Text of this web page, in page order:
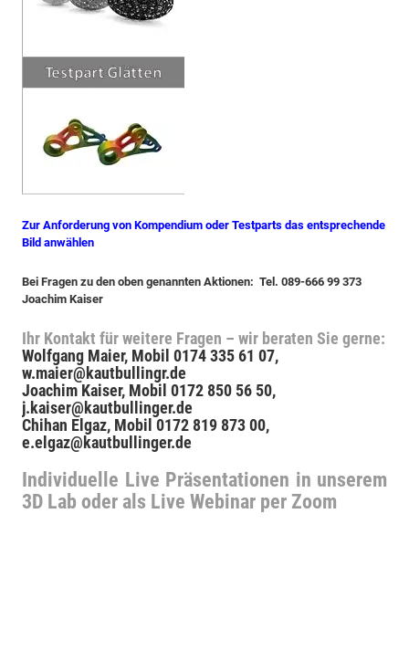
Zur Anforderung von Kompendium oder Testparts das entsprechende
Bild anwählen
Bei Fragen zu den oben genannten Aktionen: Tel. 089-666 99 373
Joachim Kaiser
Ihr Kontakt für weitere Fragen – wir beraten Sie gerne:
Wolfgang Maier, Mobil 0174 335 61 07,
w.maier@kautbullingr.de
Joachim Kaiser, Mobil 0172 850 56 50,
j.kaiser@kautbullinger.de
Chihan Elgaz, Mobil 0172 819 873 00,
e.elgaz@kautbullinger.de
Individuelle Live Präsentationen in unserem
3D Lab oder als Live Webinar per Zoom